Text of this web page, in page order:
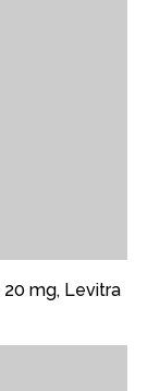
20 mg, Levitra